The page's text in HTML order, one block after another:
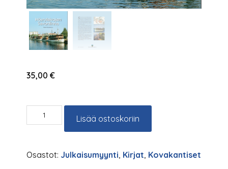
35,00€
Höyrylaivojen
Savonlinna
Lisää ostoskoriin
Osastot: Julkaisumyynti, Kirjat, Kovakantiset